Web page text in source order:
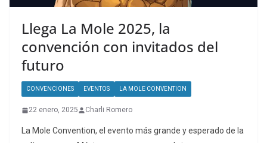
Llega La Mole 2025, la
convención con invitados del
futuro
CONVENCIONES EVENTOS LA MOLE CONVENTION
22 enero, 2025 Charli Romero
La Mole Convention, el evento más grande y esperado de la